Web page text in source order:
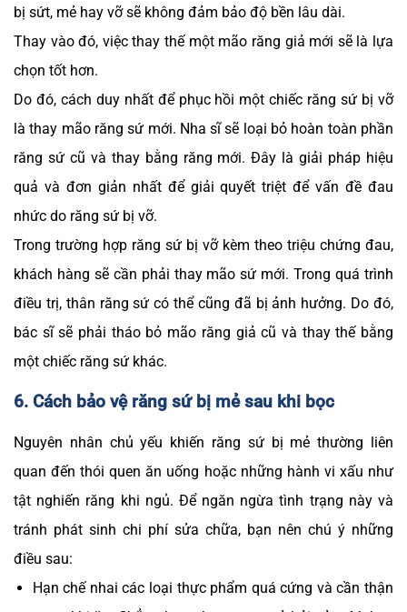
bị sứt, mẻ hay vỡ sẽ không đảm bảo độ bền lâu dài.
Thay vào đó, việc thay thế một mão răng giả mới sẽ là lựa
chọn tốt hơn.
Do đó, cách duy nhất để phục hồi một chiếc răng sứ bị vỡ
là thay mão răng sứ mới. Nha sĩ sẽ loại bỏ hoàn toàn phần
răng sứ cũ và thay bằng răng mới. Đây là giải pháp hiệu
quả và đơn giản nhất để giải quyết triệt để vấn đề đau
nhức do răng sứ bị vỡ.
Trong trường hợp răng sứ bị vỡ kèm theo triệu chứng đau,
khách hàng sẽ cần phải thay mão sứ mới. Trong quá trình
điều trị, thân răng sứ có thể cũng đã bị ảnh hưởng. Do đó,
bác sĩ sẽ phải tháo bỏ mão răng giả cũ và thay thế bằng
một chiếc răng sứ khác.
6. Cách bảo vệ răng sứ bị mẻ sau khi bọc
Nguyên nhân chủ yếu khiến răng sứ bị mẻ thường liên
quan đến thói quen ăn uống hoặc những hành vi xấu như
tật nghiến răng khi ngủ. Để ngăn ngừa tình trạng này và
tránh phát sinh chi phí sửa chữa, bạn nên chú ý những
điều sau:
Hạn chế nhai các loại thực phẩm quá cứng và cần thận